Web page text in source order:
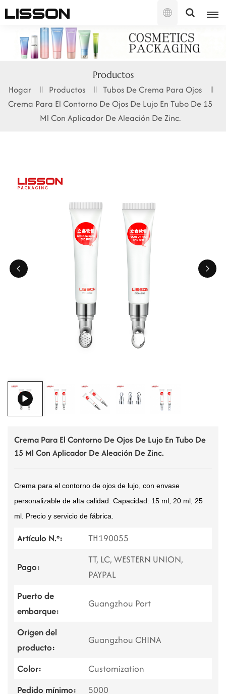
Español
English
français
русский
한국의
Productos
Hogar Productos
Tubos De Crema Para Ojos
Crema Para El Contorno De Ojos De Lujo En Tubo De 15
Ml Con Aplicador De Aleación De Zinc.
Crema Para El Contorno De Ojos De Lujo En Tubo De
15 Ml Con Aplicador De Aleación De Zinc.
Crema para el contorno de ojos de lujo, con envase
personalizable de alta calidad. Capacidad: 15 ml, 20 ml, 25
ml. Precio y servicio de fábrica.
Artículo N.º: TH190055
Pago:
TT, LC, WESTERN UNION,
PAYPAL
Puerto de
embarque:
Guangzhou Port
Origen del
producto:
Guangzhou CHINA
Color:
Customization
Pedido mínimo:
5000